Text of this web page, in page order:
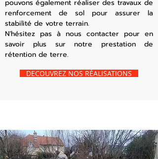
pouvons également réaliser des travaux de
renforcement de sol pour assurer la
stabilité de votre terrain.
N'hésitez pas à nous contacter pour en
savoir plus sur notre prestation de
rétention de terre.
DECOUVREZ NOS RÉALISATIONS